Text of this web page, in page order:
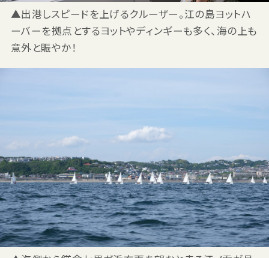
▲出港しスピードを上げるクルーザー。江の島ヨットハ
ーバーを拠点とするヨットやディンギーも多く、海の上も
意外と賑やか！